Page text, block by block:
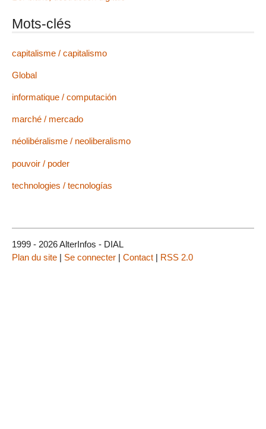
Mots-clés
capitalisme / capitalismo
Global
informatique / computación
marché / mercado
néolibéralisme / neoliberalismo
pouvoir / poder
technologies / tecnologías
1999 - 2026 AlterInfos - DIAL
Plan du site | Se connecter | Contact | RSS 2.0